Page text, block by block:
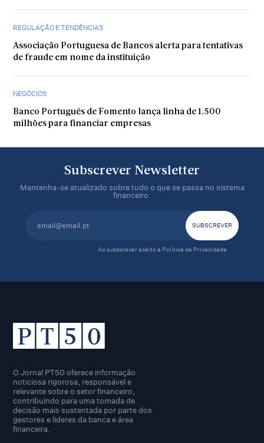
REGULAÇÃO E TENDÊNCIAS
Associação Portuguesa de Bancos alerta para tentativas
de fraude em nome da instituição
NEGÓCIOS
Banco Português de Fomento lança linha de 1.500
milhões para financiar empresas
Subscrever Newsletter
Mantenha-se atualizado sobre tudo o que se passa no sistema
financeiro.
Ao subscrever aceito a Política de Privacidade
O Jornal PT50 oferece informação
noticiosa rigorosa, responsável e
relevante sobre o setor financeiro,
contribuindo para uma tomada de
decisão mais sustentada por parte dos
gestores e lideres da banca e área
financeira.